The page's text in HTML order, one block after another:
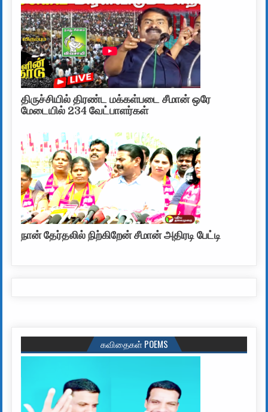
திருச்சியில் திரண்ட மக்கள்படை சீமான் ஒரே
மேடையில் 234 வேட்பாளர்கள்
நான் தேர்தலில் நிற்கிறேன் சீமான் அதிரடி பேட்டி
கவிதைகள் POEMS